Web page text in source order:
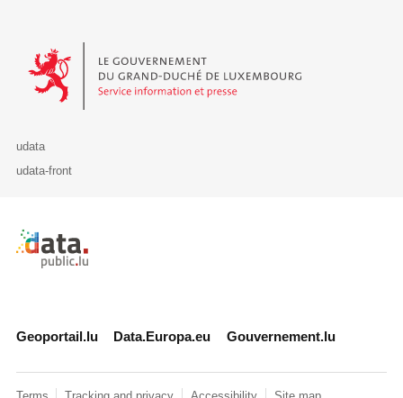
Le Gouvernement du Grand-Duché de Luxembourg - Service
udata
udata-front
Retour à l'accueil de data.public.lu
Geoportail.lu Data.Europa.eu Gouvernement.lu